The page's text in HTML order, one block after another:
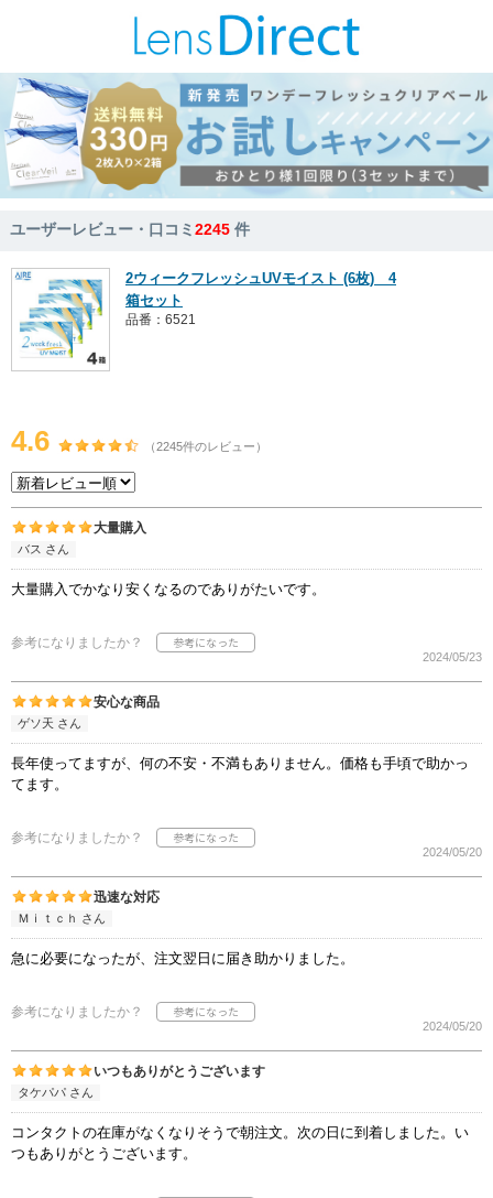
ユーザーレビュー・口コミ2245 件
2ウィークフレッシュUVモイスト (6枚) 4
箱セット
品番：6521
4.6 （2245件のレビュー）
大量購入
バス さん
大量購入でかなり安くなるのでありがたいです。
参考になりましたか？
2024/05/23
安心な商品
ゲソ天 さん
長年使ってますが、何の不安・不満もありません。価格も手頃で助かっ
てます。
参考になりましたか？
2024/05/20
迅速な対応
Ｍｉｔｃｈ さん
急に必要になったが、注文翌日に届き助かりました。
参考になりましたか？
2024/05/20
いつもありがとうございます
タケパパ さん
コンタクトの在庫がなくなりそうで朝注文。次の日に到着しました。い
つもありがとうございます。